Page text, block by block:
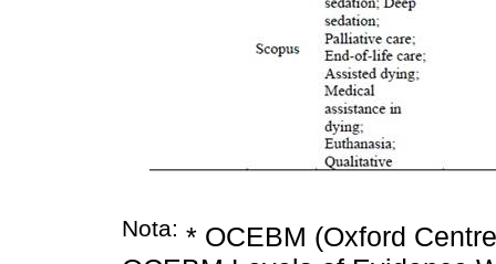
Nota: * OCEBM (Oxford